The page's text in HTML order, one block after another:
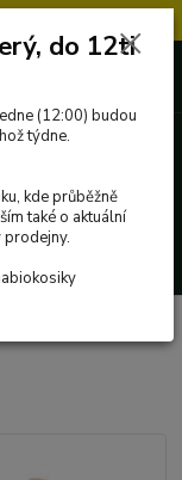
do 12ti
(12:00) budou
týdne.
kde průběžně
také o aktuální
prodejny.